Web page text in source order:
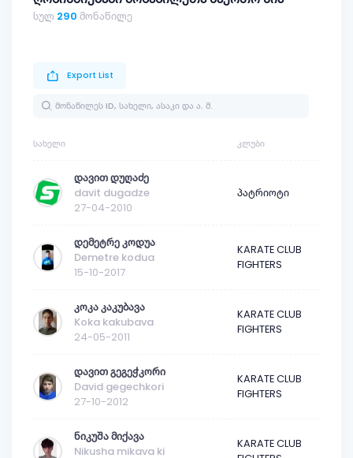
სულ 290 მონაწილე
Export List
ᲡᲐᲮᲔᲚᲘ ᲙᲚᲣᲑᲘ
დავით დუღაძე
davit dugadze
27-04-2010
პატრიოტი
დემეტრე კოდუა
Demetre kodua
15-10-2017
KARATE CLUB
FIGHTERS
კოკა კაკუბავა
Koka kakubava
24-05-2011
KARATE CLUB
FIGHTERS
დავით გეგეჭკორი
David gegechkori
27-10-2012
KARATE CLUB
FIGHTERS
ნიკუშა მიქავა
Nikusha mikava ki
KARATE CLUB